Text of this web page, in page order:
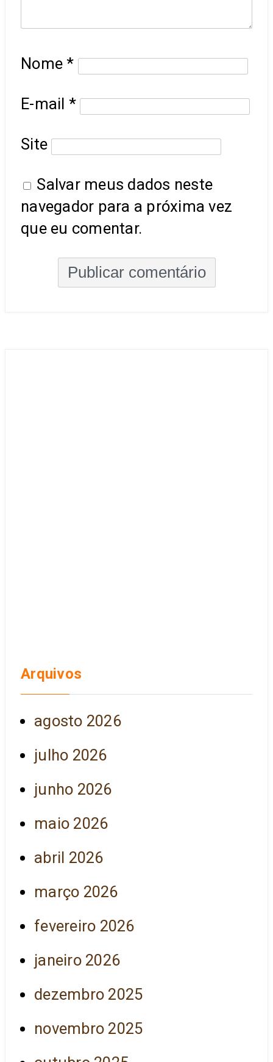
Nome*
E-mail *
Site
Salvar meus dados neste
navegador para a próxima vez
que eu comentar.
Arquivos
agosto 2026
julho 2026
junho 2026
maio 2026
abril 2026
março 2026
fevereiro 2026
janeiro 2026
dezembro 2025
novembro 2025